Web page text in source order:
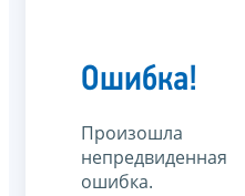
Ошибка!
Произошла
непредвиденная
ошибка.